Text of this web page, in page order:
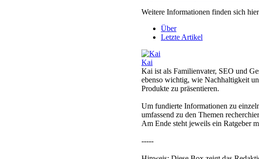
Weitere Informationen finden sich
Über
Letzte Artikel
Kai
Kai ist als Familienvater, SEO und
ebenso wichtig, wie Nachhaltigkeit
Produkte zu präsentieren.
Um fundierte Informationen zu
umfassend zu den Themen
Am Ende steht jeweils ein Ratgeber
-----